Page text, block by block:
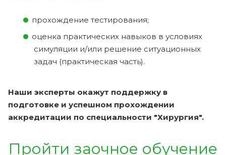
прохождение тестирования;
оценка практических навыков в условиях
симуляции и/или решение ситуационных
задач (практическая часть).
Наши эксперты окажут поддержку в
подготовке и успешном прохождении
аккредитации по специальности "Хирургия".
Пройти заочное обучение